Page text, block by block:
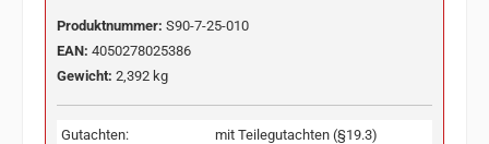
Produktnummer: S90-7-25-010
EAN: 4050278025386
Gewicht: 2,392 kg
Gutachten:
mit Teilegutachten (§19.3)